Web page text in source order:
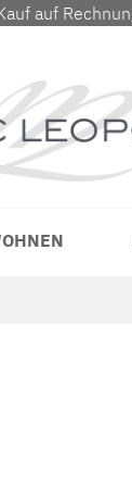
auf